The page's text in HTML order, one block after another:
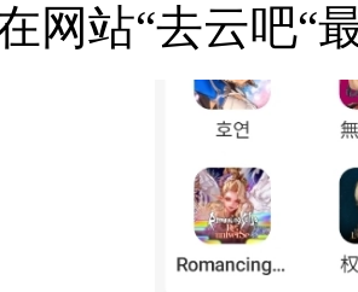
网站“去云吧“